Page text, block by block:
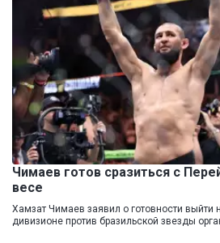
Чимаев готов сразиться с
весе
Хамзат Чимаев заявил о готовности выйти
дивизионе против бразильской звезды